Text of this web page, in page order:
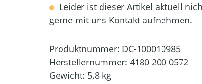
Leider ist dieser Artikel aktuell
gerne mit uns Kontakt aufnehmen.
Produktnummer: DC-100010985
Herstellernummer: 4180 200 0572
Gewicht: 5.8 kg